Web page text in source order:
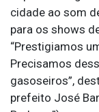
cidade ao som
para os shows
“Prestigiamos
Precisamos
gasoseiros”,
prefeito José